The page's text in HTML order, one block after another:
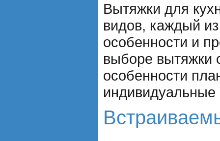
Вытяжки для
видов, каждый
особенности и
выборе вытяжки
особенности
индивидуальные